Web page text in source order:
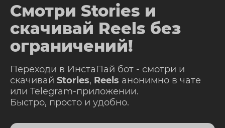
Смотри Stories и
скачивай Reels без
ограничений!
Переходи в ИнстаПай бот - смотри и
скачивай Stories, Reels анонимно в чате
или Telegram-приложении.
Быстро, просто и удобно.